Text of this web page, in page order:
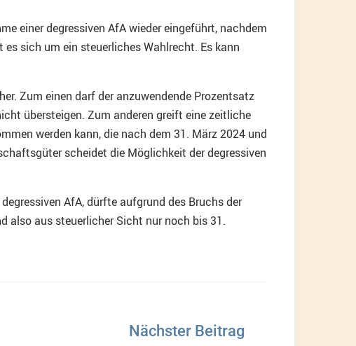
einer degressiven AfA wieder eingeführt, nachdem
sich um ein steuerliches Wahlrecht. Es kann
Zum einen darf der anzuwendende Prozentsatz
übersteigen. Zum anderen greift eine zeitliche
werden kann, die nach dem 31. März 2024 und
scheidet die Möglichkeit der degressiven
AfA, dürfte aufgrund des Bruchs der
also aus steuerlicher Sicht nur noch bis 31.